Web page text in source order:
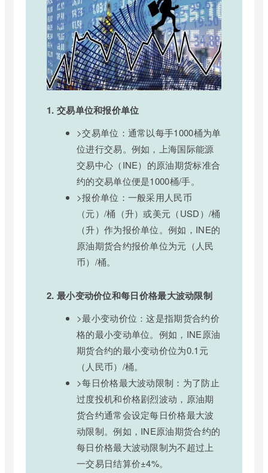
1. 交易单位和报价单位
>交易单位：通常以每手1000桶为单
位进行交易。例如，上海国际能源
交易中心（INE）的原油期货标准合
约的交易单位便是1000桶/手。
>报价单位：一般采用人民币
（元）/桶（升）或美元（USD）/桶
（升）作为报价单位。例如，INE的
原油期货合约报价单位为元（人民
币）/桶。
2. 最小变动价位和每日价格最大波动限制
>最小变动价位：这是指期货合约价
格的最小变动单位。例如，INE原油
期货合约的最小变动价位为0.1元
（人民币）/桶。
>每日价格最大波动限制：为了防止
过度投机和价格剧烈波动，原油期
货合约通常会设定每日价格最大波
动限制。例如，INE原油期货合约的
每日价格最大波动限制为不超过上
一交易日结算价±4%。